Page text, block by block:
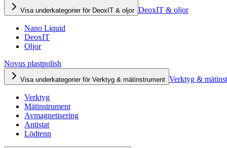
Visa underkategorier för DeoxIT & oljor DeoxIT & oljor
Nano Liquid
DeoxIT
Oljor
Novus plastpolish
Visa underkategorier för Verktyg & mätinstrument Verktyg &
Verktyg
Mätinstrument
Avmagnetisering
Antistat
Lödtenn